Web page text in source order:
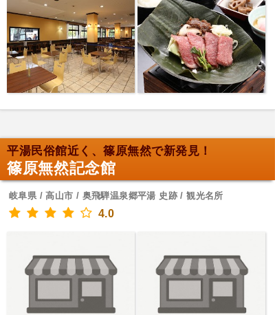
平湯民俗館近く、篠原無然で新発見！
篠原無然記念館
岐阜県 / 高山市 / 奥飛騨温泉郷平湯 史跡 / 観光名所
4.0